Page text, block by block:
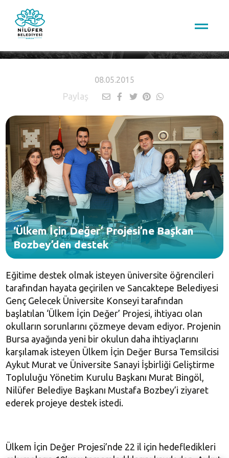
08.05.2015
Paylaş
‘Ülkem İçin Değer’ Projesi’ne Başkan
Bozbey’den destek
Eğitime destek olmak isteyen üniversite öğrencileri
tarafından hayata geçirilen ve Sancaktepe Belediyesi
Genç Gelecek Üniversite Konseyi tarafından
başlatılan ‘Ülkem İçin Değer’ Projesi, ihtiyacı olan
okulların sorunlarını çözmeye devam ediyor. Projenin
Bursa ayağında yeni bir okulun daha ihtiyaçlarını
karşılamak isteyen Ülkem İçin Değer Bursa Temsilcisi
Aykut Murat ve Üniversite Sanayi İşbirliği Geliştirme
Topluluğu Yönetim Kurulu Başkanı Murat Bingöl,
Nilüfer Belediye Başkanı Mustafa Bozbey’i ziyaret
ederek projeye destek istedi.
Ülkem İçin Değer Projesi’nde 22 il için hedefledikleri